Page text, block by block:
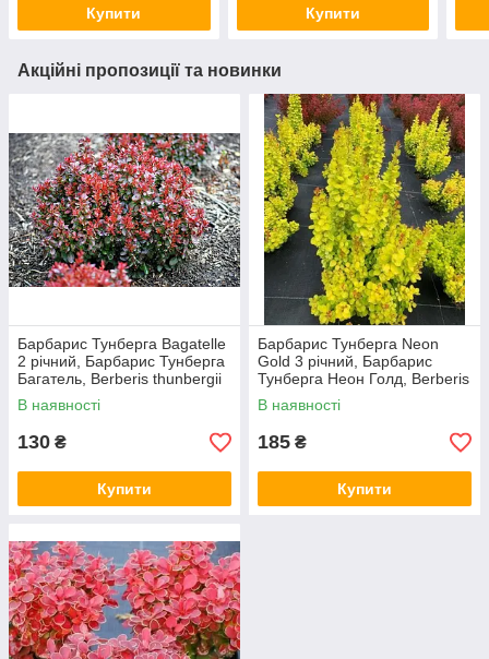
Купити Купити
Акційні пропозиції та новинки
Барбарис Тунберга Bagatelle
2 річний, Барбарис Тунберга
Багатель, Berberis thunbergii
Bagatelle
В наявності
130 ₴
Купити
Барбарис Тунберга Neon
Gold 3 річний, Барбарис
Тунберга Неон Голд, Berberis
thunbergii Neon
В наявності
185 ₴
Купити